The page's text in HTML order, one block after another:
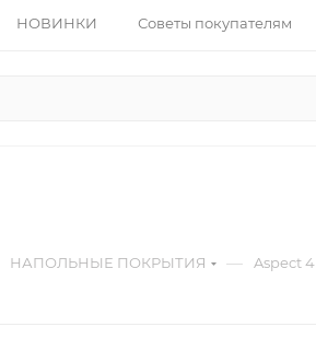
НОВИНКИ Советы покупателям
НАПОЛЬНЫЕ ПОКРЫТИЯ — Aspect 4